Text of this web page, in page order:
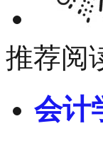
推荐阅
会计